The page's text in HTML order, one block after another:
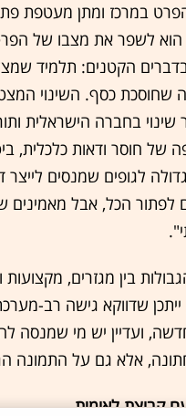
במרכז ומתן מעטפת
הוא לשפר את מצבו של
הקטנים: תלמיד
שחוסכת כסף. השינוי
שינוי בחברה הישראלית
של חוסר ודאות כלכלית,
לגופים שמנסים
לפתור הכל, אבל מאמינים
בין מגזרים, מקצועות
שדווקא גישה רב-
ועדיין יש מי שמנסה
אלא גם על התמונה
קבוצת לאומית